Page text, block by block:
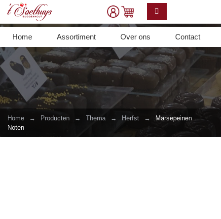
Home Assortiment Over ons Contact
Home → Producten → Thema → Herfst →
Marsepeinen
Noten